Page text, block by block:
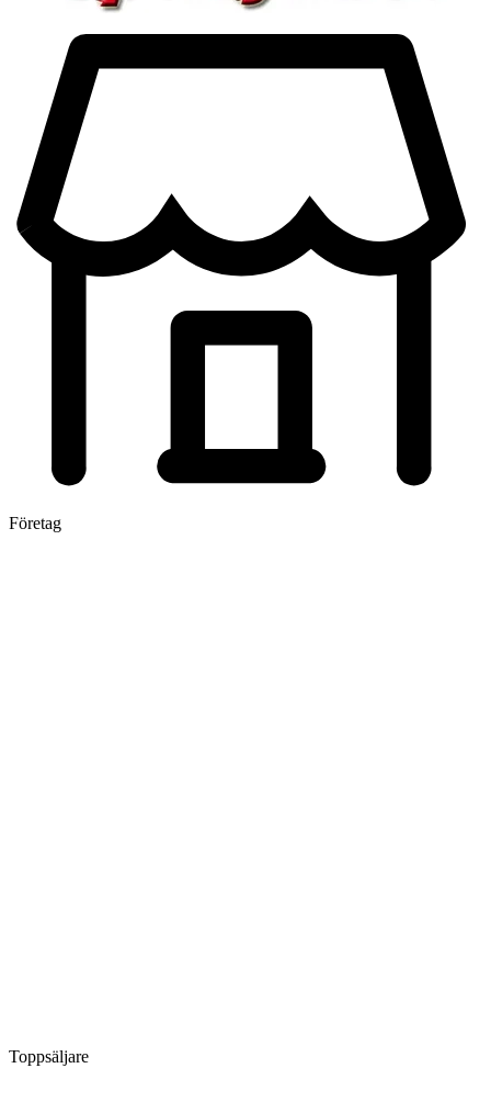
Företag
Toppsäljare